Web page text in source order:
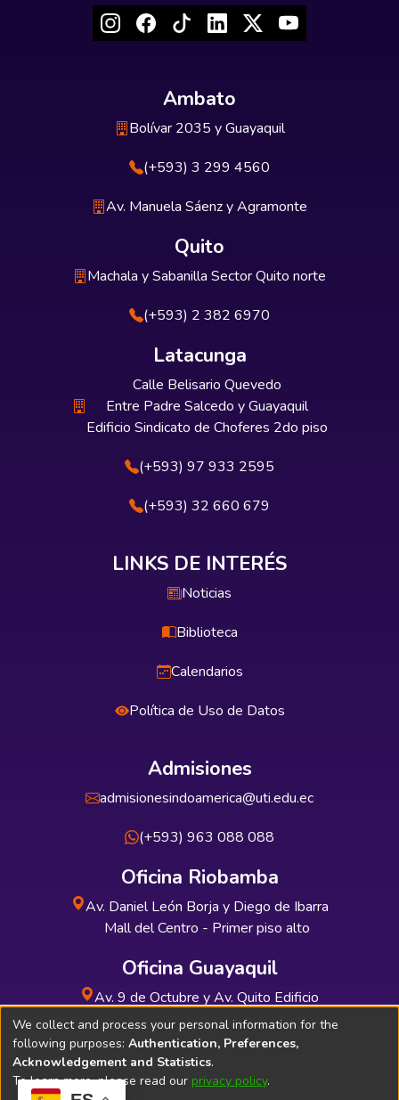
Ambato
Bolívar 2035 y Guayaquil
(+593) 3 299 4560
Av. Manuela Sáenz y Agramonte
Quito
Machala y Sabanilla Sector Quito norte
(+593) 2 382 6970
Latacunga
Calle Belisario Quevedo
Entre Padre Salcedo y Guayaquil
Edificio Sindicato de Choferes 2do piso
(+593) 97 933 2595
(+593) 32 660 679
LINKS DE INTERÉS
Noticias
Biblioteca
Calendarios
Política de Uso de Datos
Admisiones
admisionesindoamerica@uti.edu.ec
(+593) 963 088 088
Oficina Riobamba
Av. Daniel León Borja y Diego de Ibarra
Mall del Centro - Primer piso alto
Oficina Guayaquil
Av. 9 de Octubre y Av. Quito Edificio
INDUAUTO - Planta baja
We collect and process your personal information for the
following purposes: Authentication, Preferences,
Acknowledgement and Statistics.
To learn more, please read our privacy policy.